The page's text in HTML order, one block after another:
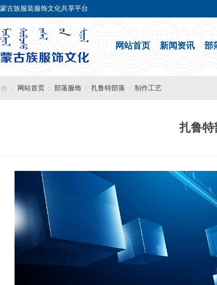
蒙古族服装服饰文化共享平台
网站首页 新闻资讯 部
网站首页 部落服饰 扎鲁特部落 制作工艺
扎鲁特